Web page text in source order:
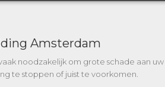
Amsterdam
noodzakelijk om grote schade aan uw
te stoppen of juist te voorkomen.